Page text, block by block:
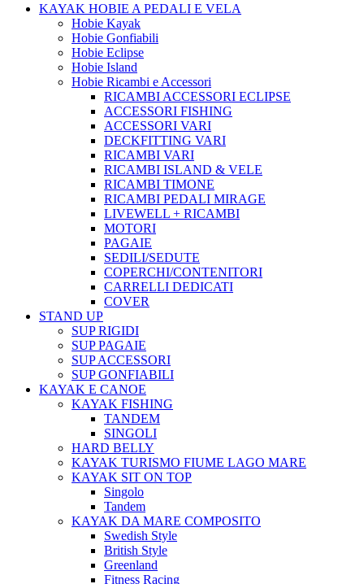
KAYAK HOBIE A PEDALI E VELA
Hobie Kayak
Hobie Gonfiabili
Hobie Eclipse
Hobie Island
Hobie Ricambi e Accessori
RICAMBI ACCESSORI ECLIPSE
ACCESSORI FISHING
ACCESSORI VARI
DECKFITTING VARI
RICAMBI VARI
RICAMBI ISLAND & VELE
RICAMBI TIMONE
RICAMBI PEDALI MIRAGE
LIVEWELL + RICAMBI
MOTORI
PAGAIE
SEDILI/SEDUTE
COPERCHI/CONTENITORI
CARRELLI DEDICATI
COVER
STAND UP
SUP RIGIDI
SUP PAGAIE
SUP ACCESSORI
SUP GONFIABILI
KAYAK E CANOE
KAYAK FISHING
TANDEM
SINGOLI
HARD BELLY
KAYAK TURISMO FIUME LAGO MARE
KAYAK SIT ON TOP
Singolo
Tandem
KAYAK DA MARE COMPOSITO
Swedish Style
British Style
Greenland
Fitness Racing